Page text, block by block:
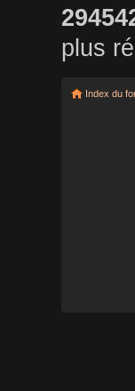
plus
Index du